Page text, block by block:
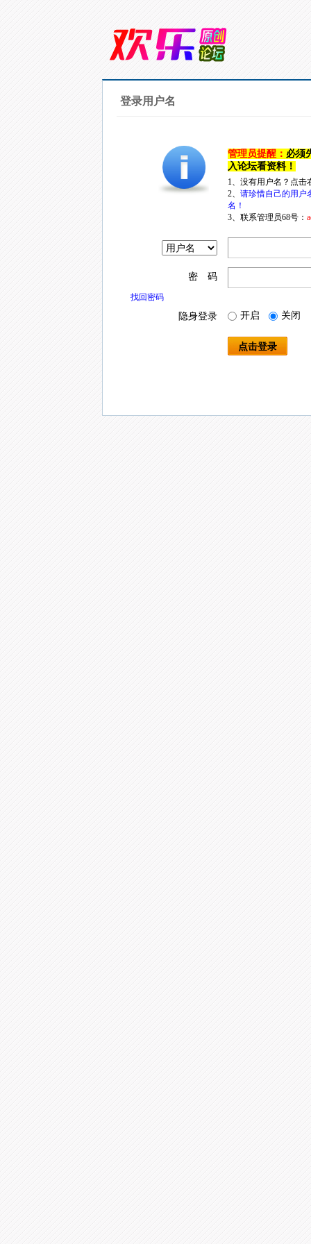
登录用户名
管理员提醒： 必须
入论坛看资料！
1、没有用户名？点
2、 请珍惜自己的用户
名！
3、联系管理员68号：
密 码
找回密码
隐身登录 开启 关闭
点击登录